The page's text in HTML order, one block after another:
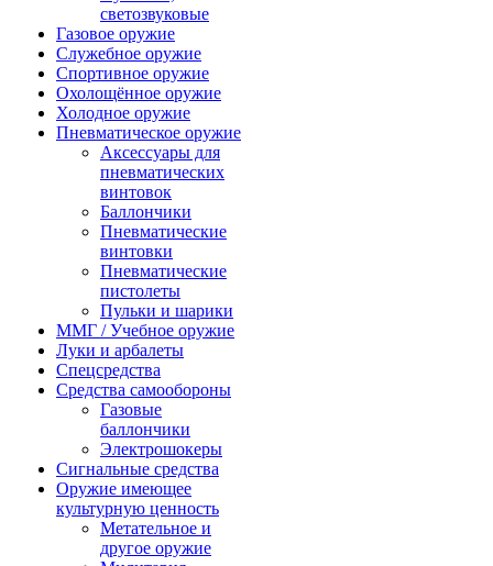
светозвуковые
Газовое оружие
Служебное оружие
Спортивное оружие
Охолощённое оружие
Холодное оружие
Пневматическое оружие
Аксессуары для
пневматических
винтовок
Баллончики
Пневматические
винтовки
Пневматические
пистолеты
Пульки и шарики
ММГ / Учебное оружие
Луки и арбалеты
Спецсредства
Средства самообороны
Газовые
баллончики
Электрошокеры
Сигнальные средства
Оружие имеющее
культурную ценность
Метательное и
другое оружие